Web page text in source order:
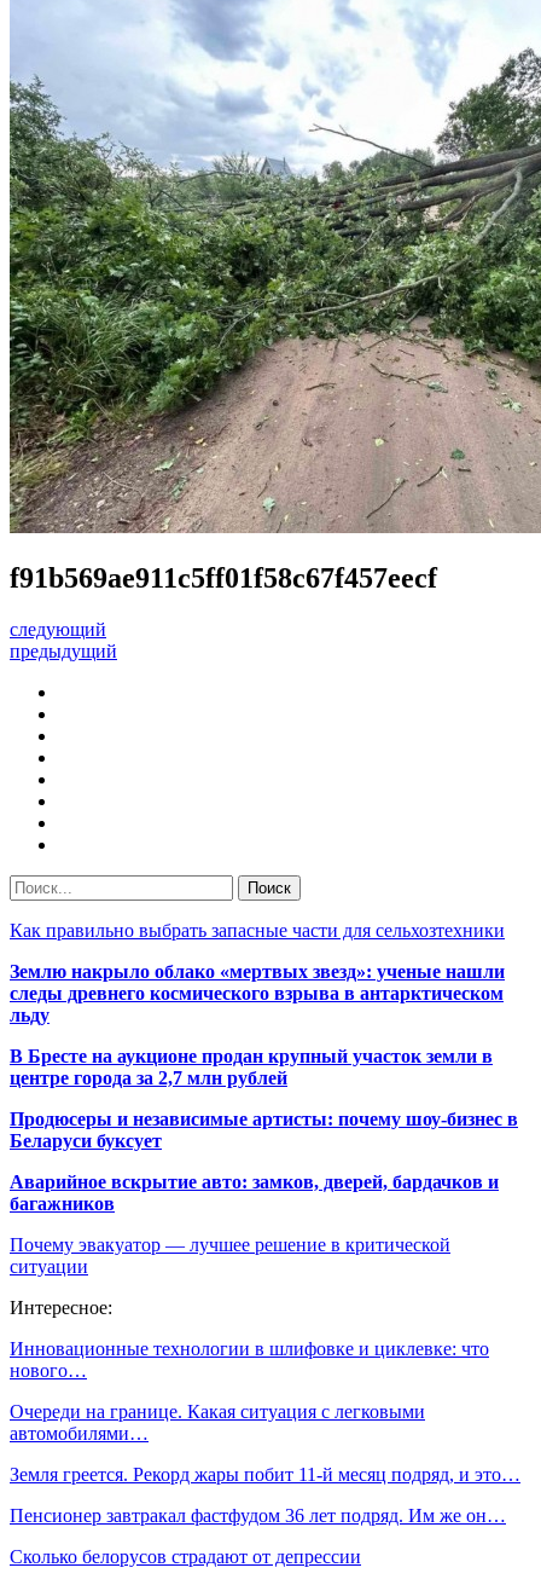
f91b569ae911c5ff01f58c67f457eecf
следующий
предыдущий
Как правильно выбрать запасные части для сельхозтехники
Землю накрыло облако «мертвых звезд»: ученые нашли
следы древнего космического взрыва в антарктическом
льду
В Бресте на аукционе продан крупный участок земли в
центре города за 2,7 млн рублей
Продюсеры и независимые артисты: почему шоу-бизнес в
Беларуси буксует
Аварийное вскрытие авто: замков, дверей, бардачков и
багажников
Почему эвакуатор — лучшее решение в критической
ситуации
Интересное:
Инновационные технологии в шлифовке и циклевке: что
нового…
Очереди на границе. Какая ситуация с легковыми
автомобилями…
Земля греется. Рекорд жары побит 11-й месяц подряд, и это…
Пенсионер завтракал фастфудом 36 лет подряд. Им же он…
Сколько белорусов страдают от депрессии